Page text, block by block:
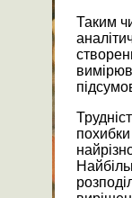
Таким